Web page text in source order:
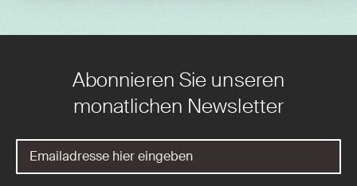
Abonnieren Sie unseren
monatlichen Newsletter